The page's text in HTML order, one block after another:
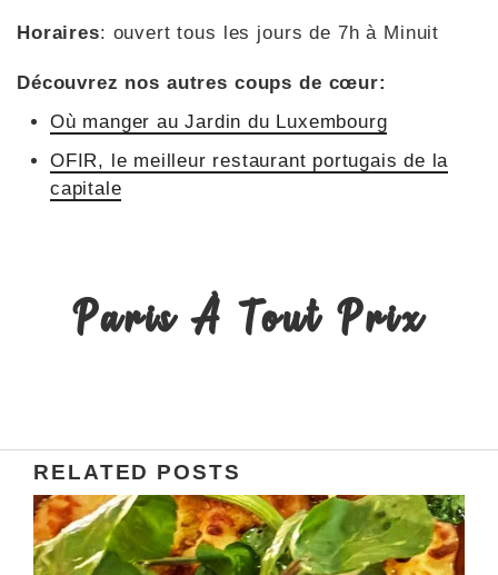
Horaires: ouvert tous les jours de 7h à Minuit
Découvrez nos autres coups de cœur:
Où manger au Jardin du Luxembourg
OFIR, le meilleur restaurant portugais de la
capitale
Paris À Tout Prix
RELATED POSTS